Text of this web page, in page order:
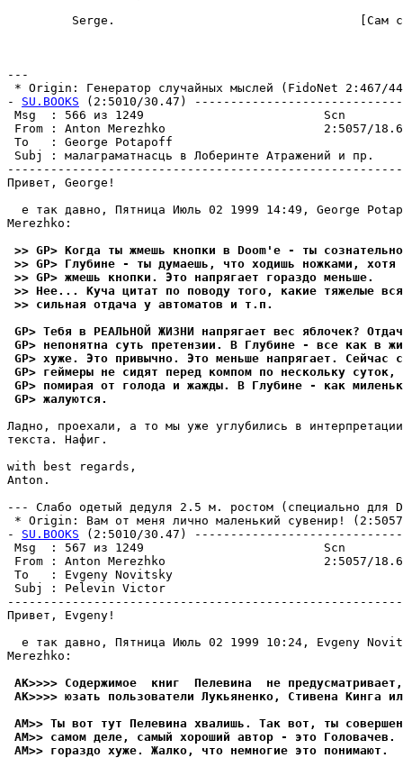
Serge.                                  [Сам
---
* Origin: Генератор случайных мыслей (FidoNet 2:467/
- SU.BOOKS (2:5010/30.47)
Msg  : 566 из 1249
From : Anton Merezhko                      2:5057/
To   : George Potapoff
Subj : малаграматнасць в
Привет, George!
е так давно, Пятница Июль 02 1999 14:49, George
Merezhko:
>> GP> Когда ты жмешь кнопки в Doom'e - ты
>> GP> Глубине - ты думаешь, что ходишь ножками, хотя
>> GP> жмешь кнопки. Это напрягает гораздо меньше.
>> Нее... Куча цитат по поводу того, какие тяжелые
>> сильная отдача у автоматов и т.п.
GP> Тебя в РЕАЛЬНОЙ ЖИЗНИ напрягает вес яблочек?
GP> непонятна суть претензии. В Глубине - все как в
GP> хуже. Это привычно. Это меньше напрягает. Сейчас
GP> геймеры не сидят перед компом по нескольку
GP> помирая от голода и жажды. В Глубине - как
GP> жалуются.
Ладно, проехали, а то мы уже углубились в интерпретации
текста. Hафиг.
with best regards,
Anton.
--- Слабо одетый дедуля 2.5 м. ростом (специально для
* Origin: Вам от меня лично маленький сувенир!
- SU.BOOKS (2:5010/30.47)
Msg  : 567 из 1249
From : Anton Merezhko                      2:5057/
To   : Evgeny Novitsky
Subj :
Привет, Evgeny!
е так давно, Пятница Июль 02 1999 10:24, Evgeny
Merezhko:
AK>>>> Содержимое  книг  Пелевина  не
AK>>>> юзать пользователи Лyкьяненко, Стивена Кинга
AM>> Ты вот тут Пелевина хвалишь. Так вот, ты
AM>> самом деле, самый хороший автор - это Головачев.
AM>> гораздо хуже. Жалко, что немногие это понимают.